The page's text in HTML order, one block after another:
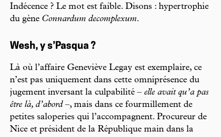
Indécence ? Le mot est faible. Disons : hypertrophie
du gène Connardum decomplexum.
Wesh, y s’Pasqua ?
Là où l’affaire Geneviève Legay est exemplaire, ce
n’est pas uniquement dans cette omniprésence du
jugement inversant la culpabilité – elle avait qu’a pas
être là, d’abord –, mais dans ce fourmillement de
petites saloperies qui l’accompagnent. Procureur de
Nice et président de la République main dans la